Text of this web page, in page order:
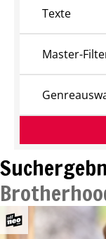
Texte
Master-